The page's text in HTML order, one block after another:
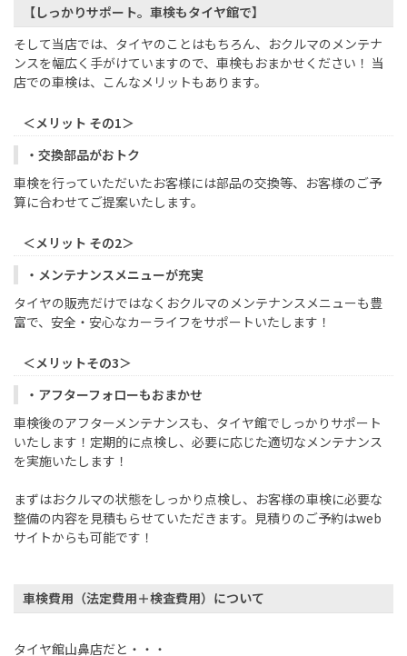
【しっかりサポート。車検もタイヤ館で】
そして当店では、タイヤのことはもちろん、おクルマのメンテナ
ンスを幅広く手がけていますので、車検もおまかせください！ 当
店での車検は、こんなメリットもあります。
＜メリット その1＞
・交換部品がおトク
車検を行っていただいたお客様には部品の交換等、お客様のご予
算に合わせてご提案いたします。
＜メリット その2＞
・メンテナンスメニューが充実
タイヤの販売だけではなくおクルマのメンテナンスメニューも豊
富で、安全・安心なカーライフをサポートいたします！
＜メリットその3＞
・アフターフォローもおまかせ
車検後のアフターメンテナンスも、タイヤ館でしっかりサポート
いたします！定期的に点検し、必要に応じた適切なメンテナンス
を実施いたします！
まずはおクルマの状態をしっかり点検し、お客様の車検に必要な
整備の内容を見積もらせていただきます。見積りのご予約はweb
サイトからも可能です！
車検費用（法定費用＋検査費用）について
タイヤ館山鼻店だと・・・